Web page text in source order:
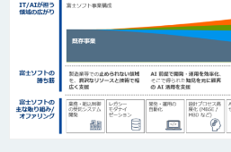
「AI課題の⽬
ービス